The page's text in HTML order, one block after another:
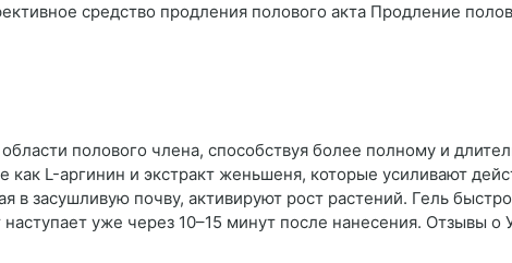
средство продления полового акта Продление
полового члена, способствуя более полному и
L-аргинин и экстракт женьшеня, которые усиливают
засушливую почву, активируют рост растений. Гель быстро
уже через 10–15 минут после нанесения. Отзывы о